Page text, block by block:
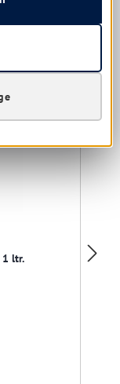
1 ltr.